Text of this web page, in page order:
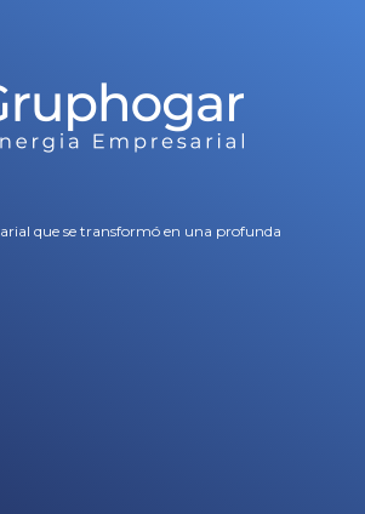
que se transformó en una profunda